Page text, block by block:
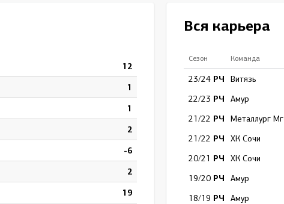
12
1
1
2
-6
2
19
Вся карьера
Сезон Команда
23/24 РЧ Витязь
22/23 РЧ Амур
21/22 РЧ Металлург Мг
21/22 РЧ ХК Сочи
20/21 РЧ ХК Сочи
19/20 РЧ Амур
18/19 РЧ Амур